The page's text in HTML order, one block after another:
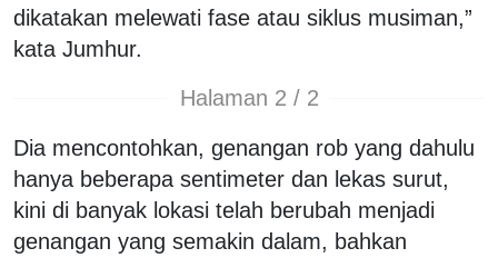
dikatakan melewati fase atau siklus musiman,”
kata Jumhur.
Halaman 2 / 2
Dia mencontohkan, genangan rob yang dahulu
hanya beberapa sentimeter dan lekas surut,
kini di banyak lokasi telah berubah menjadi
genangan yang semakin dalam, bahkan